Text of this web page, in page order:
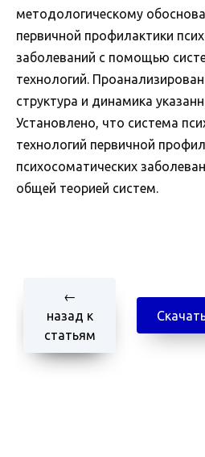
методологическому
первичной профилактики
заболеваний с помощью
технологий.
структура и динамика
Установлено, что система
технологий первичной
психосоматических
общей теорией систем.
←
назад к
статьям